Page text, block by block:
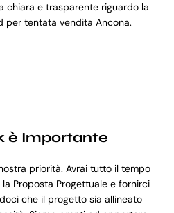
chiara e trasparente riguardo la
per tentata vendita Ancona.
è Importante
priorità. Avrai tutto il tempo
Proposta Progettuale e fornirci
che il progetto sia allineato